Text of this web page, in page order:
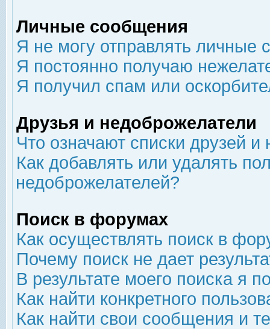
Личные сообщения
Я не могу отправлять личные
Я постоянно получаю
Я получил спам или
Друзья и недоброжелатели
Что означают списки друзей
Как добавлять или удалять
недоброжелателей?
Поиск в форумах
Как осуществлять поиск в
Почему поиск не дает
В результате моего поиска я
Как найти конкретного
Как найти свои сообщения и